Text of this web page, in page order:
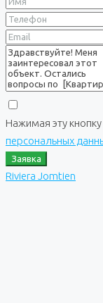
Нажимая эту
персональных
Заявка
Riviera Jomtien